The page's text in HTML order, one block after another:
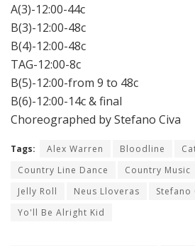
A(3)-12:00-44c
B(3)-12:00-48c
B(4)-12:00-48c
TAG-12:00-8c
B(5)-12:00-from 9 to 48c
B(6)-12:00-14c & final
Choreographed by Stefano Civa
Tags: Alex Warren Bloodline
Country Line Dance
Country Music
Jelly Roll
Neus Lloveras
Stefano
Yo'll Be Alright Kid